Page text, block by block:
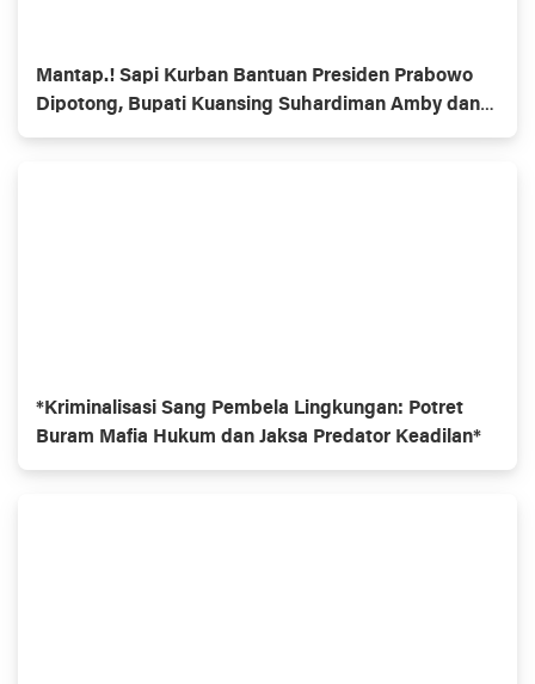
Mantap.! Sapi Kurban Bantuan Presiden Prabowo
Dipotong, Bupati Kuansing Suhardiman Amby dan
Masyarakat Ucapan Terimakasih
*Kriminalisasi Sang Pembela Lingkungan: Potret
Buram Mafia Hukum dan Jaksa Predator Keadilan*